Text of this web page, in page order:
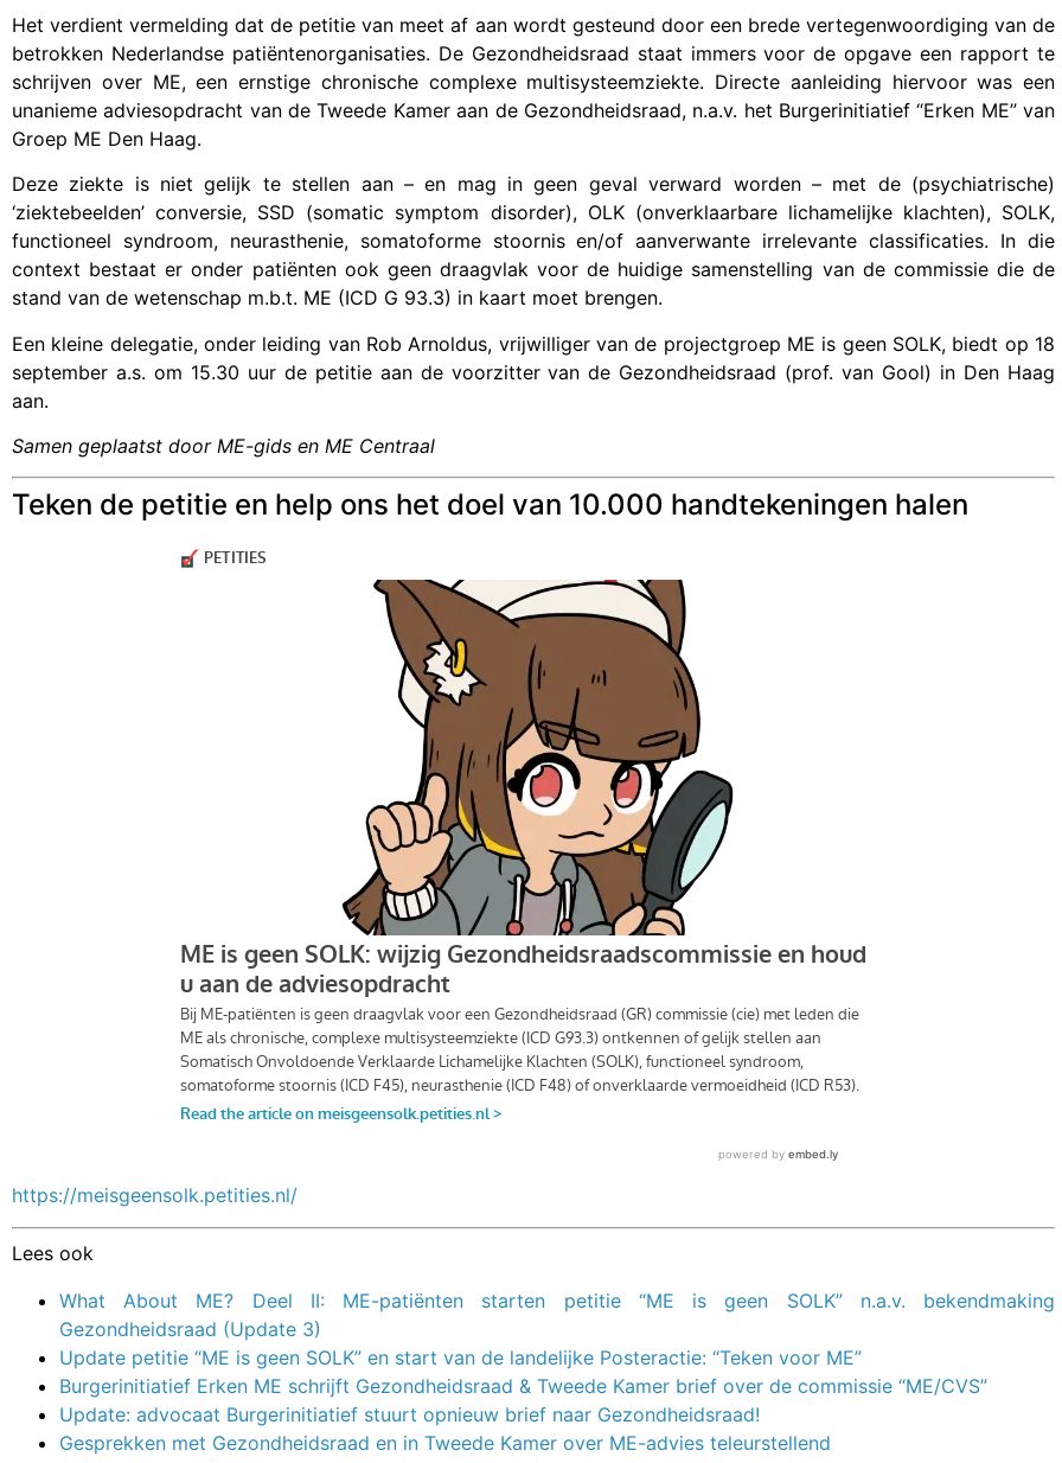
Het verdient vermelding dat de petitie van meet af aan wordt gesteund door een brede vertegenwoordiging van de
betrokken Nederlandse patiëntenorganisaties. De Gezondheidsraad staat immers voor de opgave een rapport te
schrijven over ME, een ernstige chronische complexe multisysteemziekte. Directe aanleiding hiervoor was een
unanieme adviesopdracht van de Tweede Kamer aan de Gezondheidsraad, n.a.v. het Burgerinitiatief “Erken ME” van
Groep ME Den Haag.
Deze ziekte is niet gelijk te stellen aan – en mag in geen geval verward worden – met de (psychiatrische)
‘ziektebeelden’ conversie, SSD (somatic symptom disorder), OLK (onverklaarbare lichamelijke klachten), SOLK,
functioneel syndroom, neurasthenie, somatoforme stoornis en/of aanverwante irrelevante classificaties. In die
context bestaat er onder patiënten ook geen draagvlak voor de huidige samenstelling van de commissie die de
stand van de wetenschap m.b.t. ME (ICD G 93.3) in kaart moet brengen.
Een kleine delegatie, onder leiding van Rob Arnoldus, vrijwilliger van de projectgroep ME is geen SOLK, biedt op 18
september a.s. om 15.30 uur de petitie aan de voorzitter van de Gezondheidsraad (prof. van Gool) in Den Haag
aan.
Samen geplaatst door ME-gids en ME Centraal
Teken de petitie en help ons het doel van 10.000 handtekeningen halen
https://meisgeensolk.petities.nl/
Lees ook
What About ME? Deel II: ME-patiënten starten petitie “ME is geen SOLK” n.a.v. bekendmaking
Gezondheidsraad (Update 3)
Update petitie “ME is geen SOLK” en start van de landelijke Posteractie: “Teken voor ME”
Burgerinitiatief Erken ME schrijft Gezondheidsraad & Tweede Kamer brief over de commissie “ME/CVS”
Update: advocaat Burgerinitiatief stuurt opnieuw brief naar Gezondheidsraad!
Gesprekken met Gezondheidsraad en in Tweede Kamer over ME-advies teleurstellend